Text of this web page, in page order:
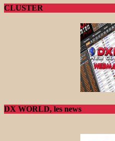
CLUSTER
DX WORLD, les news